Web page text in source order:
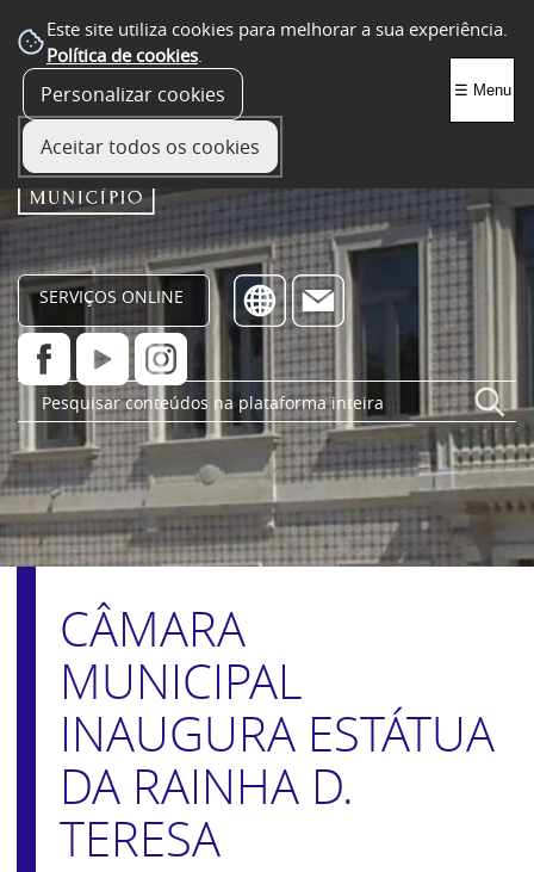
Este site utiliza cookies para melhorar a sua experiência.
Política de cookies.
Personalizar cookies
Aceitar todos os cookies
SERVIÇOS ONLINE
☰ Menu
CÂMARA
MUNICIPAL
INAUGURA ESTÁTUA
DA RAINHA D.
TERESA